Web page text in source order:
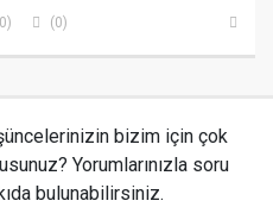
(0)
bizim için çok
Yorumlarınızla soru
bulunabilirsiniz.